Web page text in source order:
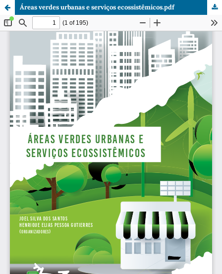
Áreas verdes urbanas e serviços ecossistêmicos.pdf